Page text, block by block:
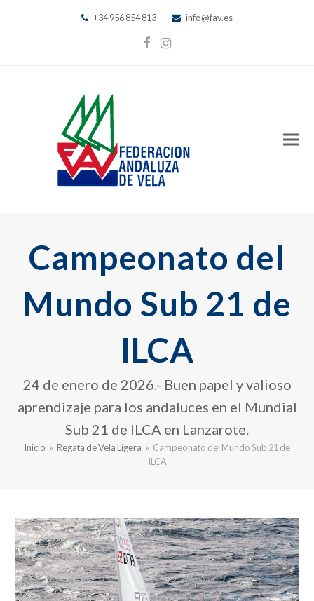
+34 956 854 813 info@fav.es
Facebook
Instagram
Campeonato del
Mundo Sub 21 de
ILCA
24 de enero de 2026.- Buen papel y valioso
aprendizaje para los andaluces en el Mundial
Sub 21 de ILCA en Lanzarote.
Inicio » Regata de Vela Ligera » Campeonato del Mundo Sub 21 de
ILCA